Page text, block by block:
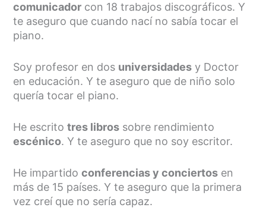
comunicadorcon 18 trabajos discográficos. Y
te aseguro que cuando nací no sabía tocar el
piano.
Soy profesor en dos universidadesy Doctor
en educación. Y te aseguro que de niño solo
quería tocar el piano.
He escrito tres librossobre rendimiento
escénico. Y te aseguro que no soy escritor.
He impartido conferencias y conciertosen
más de 15 países. Y te aseguro que la primera
vez creí que no sería capaz.